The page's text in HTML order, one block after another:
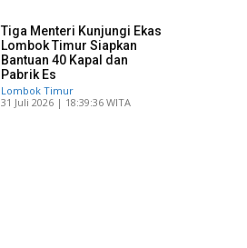
Tiga Menteri Kunjungi Ekas
Lombok Timur Siapkan
Bantuan 40 Kapal dan
Pabrik Es
Lombok Timur
​31 Juli 2026 | 18:39:36 WITA